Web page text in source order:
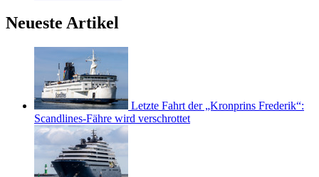
Neueste Artikel
Letzte Fahrt der „Kronprins Frederik“:
Scandlines-Fähre wird verschrottet